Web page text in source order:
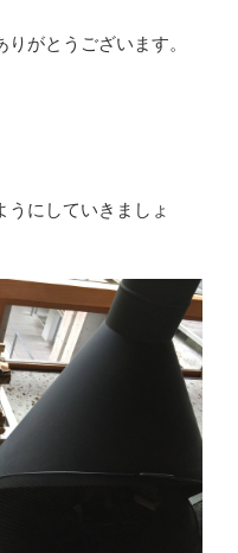
がとうございます。
うにしていきましょ